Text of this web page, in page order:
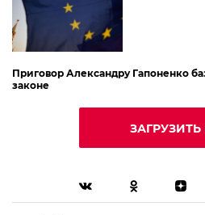
Приговор Александру Гапоненко
законе